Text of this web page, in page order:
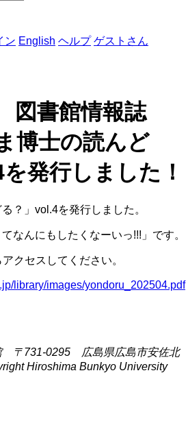
ン English ヘルプ ゲストさん
書館情報誌
博士の読んど
発行しました！
？」vol.4を発行しました。
なんにもしたくなーいっ!!!」です。
クセスしてください。
library/images/yondoru_202504.pdf
〒731-0295 広島県広島市安佐北
Hiroshima Bunkyo University